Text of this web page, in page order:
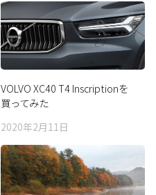
VOLVO XC40 T4 Inscriptionを
買ってみた
2020年2月11日